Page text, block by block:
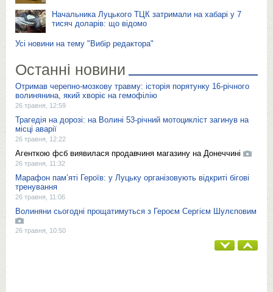
Начальника Луцького ТЦК затримали на хабарі у 7
тисяч доларів: що відомо
Усі новини на тему "Вибір редактора"
Останні новини
Отримав черепно-мозкову травму: історія порятунку 16-річного
волинянина, який хворіє на гемофілію
26 травня, 12:59
Трагедія на дорозі: на Волині 53-річний мотоцикліст загинув на
місці аварії
26 травня, 12:22
Агенткою фсб виявилася продавчиня магазину на Донеччині
26 травня, 11:32
Марафон пам’яті Героїв: у Луцьку організовують відкриті бігові
тренування
26 травня, 11:06
Волиняни сьогодні прощатимуться з Героєм Сергієм Шулєповим
26 травня, 10:50